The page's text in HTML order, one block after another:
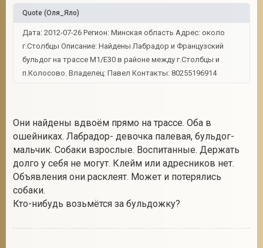
Quote (Оля_Яло)
Дата: 2012-07-26 Регион: Минская область Адрес: около
г.Столбцы Описание: Найдены Лабрадор и Французский
бульдог на трассе М1/Е30 в районе между г.Столбцы и
п.Колосово. Владелец: Павел Контакты: 80255196914
Они найдены вдвоём прямо на трассе. Оба в
ошейниках. Лабрадор- девочка палевая, бульдог-
мальчик. Собаки взрослые. Воспитанные. Держать
долго у себя не могут. Клейм или адресников нет.
Объявления они расклеят. Может и потерялись
собаки.
Кто-нибудь возьмётся за бульдожку?